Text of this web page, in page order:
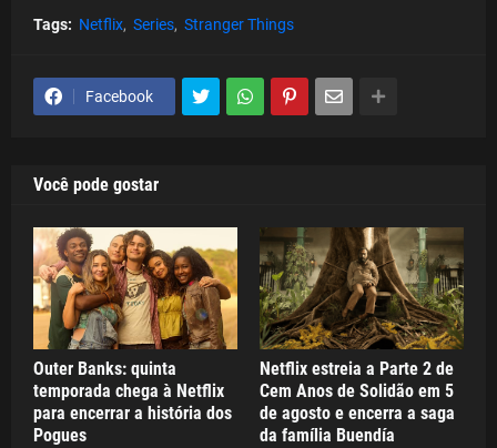
Tags: Netflix Series Stranger Things
Facebook
Você pode gostar
Outer Banks: quinta
temporada chega à Netflix
para encerrar a história dos
Pogues
Netflix estreia a Parte 2 de
Cem Anos de Solidão em 5
de agosto e encerra a saga
da família Buendía